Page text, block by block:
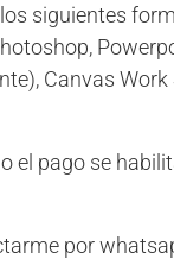
siguientes
Canvas Work
el pago se
por